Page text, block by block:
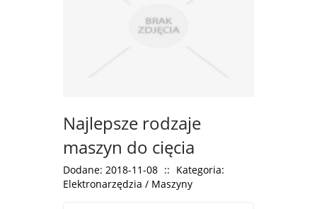
Najlepsze rodzaje
maszyn do cięcia
Dodane: 2018-11-08 :: Kategoria:
Elektronarzędzia / Maszyny